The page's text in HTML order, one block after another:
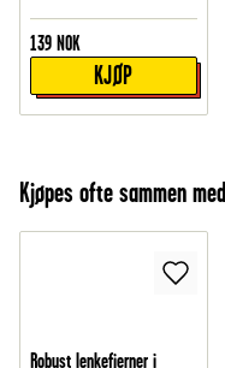
139 NOK
KJØP
Kjøpes ofte sammen med
Robust lenkefjerner i